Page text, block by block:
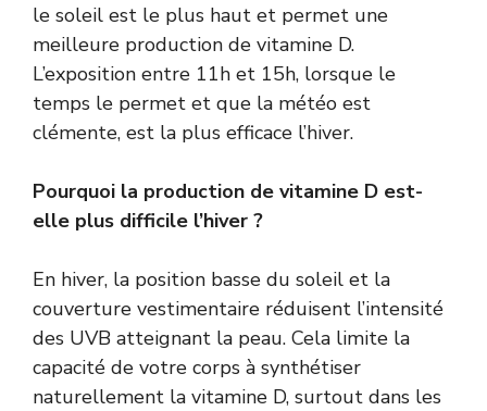
le soleil est le plus haut et permet une
meilleure production de vitamine D.
L’exposition entre 11h et 15h, lorsque le
temps le permet et que la météo est
clémente, est la plus efficace l’hiver.
Pourquoi la production de vitamine D est-
elle plus difficile l’hiver ?
En hiver, la position basse du soleil et la
couverture vestimentaire réduisent l’intensité
des UVB atteignant la peau. Cela limite la
capacité de votre corps à synthétiser
naturellement la vitamine D, surtout dans les